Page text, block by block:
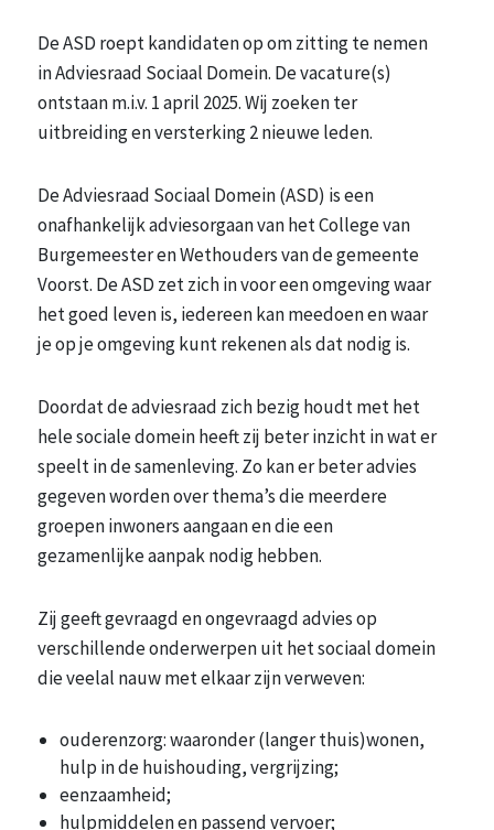
De ASD roept kandidaten op om zitting te nemen
in Adviesraad Sociaal Domein. De vacature(s)
ontstaan m.i.v. 1 april 2025. Wij zoeken ter
uitbreiding en versterking 2 nieuwe leden.
De Adviesraad Sociaal Domein (ASD) is een
onafhankelijk adviesorgaan van het College van
Burgemeester en Wethouders van de gemeente
Voorst. De ASD zet zich in voor een omgeving waar
het goed leven is, iedereen kan meedoen en waar
je op je omgeving kunt rekenen als dat nodig is.
Doordat de adviesraad zich bezig houdt met het
hele sociale domein heeft zij beter inzicht in wat er
speelt in de samenleving. Zo kan er beter advies
gegeven worden over thema’s die meerdere
groepen inwoners aangaan en die een
gezamenlijke aanpak nodig hebben.
Zij geeft gevraagd en ongevraagd advies op
verschillende onderwerpen uit het sociaal domein
die veelal nauw met elkaar zijn verweven:
ouderenzorg: waaronder (langer thuis)wonen,
hulp in de huishouding, vergrijzing;
eenzaamheid;
hulpmiddelen en passend vervoer;